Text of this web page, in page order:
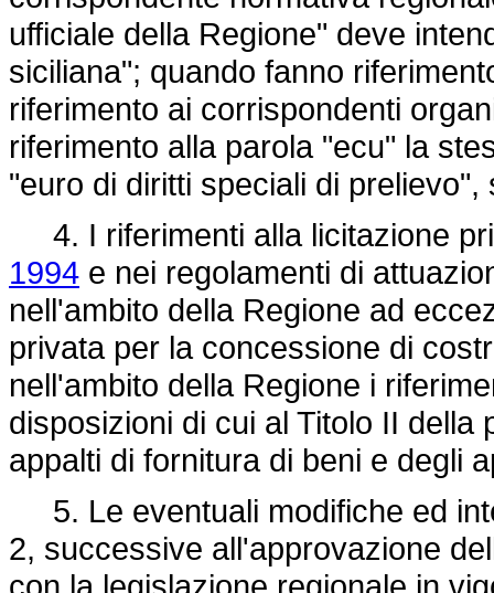
ufficiale della Regione" deve
siciliana"; quando fanno
riferimento ai corrispondenti
riferimento alla parola "ecu" la
"euro di diritti speciali di
4. I riferimenti alla licitazione
1994 e nei regolamenti di
nell'ambito della Regione ad
privata per la concessione di
nell'ambito della Regione i
disposizioni di cui al Titolo II
appalti di fornitura di beni e degli
5. Le eventuali modifiche ed
2, successive all'approvazione